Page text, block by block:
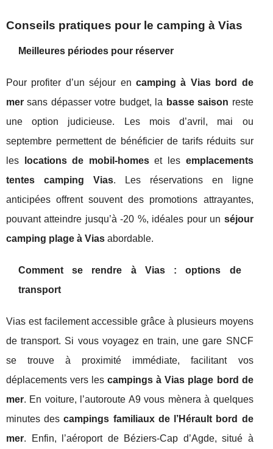
Conseils pratiques pour le camping à Vias
Meilleures périodes pour réserver
Pour profiter d’un séjour en camping à Vias bord de
mer sans dépasser votre budget, la basse saison reste
une option judicieuse. Les mois d’avril, mai ou
septembre permettent de bénéficier de tarifs réduits sur
les
locations de mobil-homeset les emplacements
tentes camping Vias. Les réservations en ligne
anticipées offrent souvent des promotions attrayantes,
pouvant atteindre jusqu’à -20 %, idéales pour un séjour
camping plage à Vias abordable.
Comment se rendre à Vias : options de
transport
Vias est facilement accessible grâce à plusieurs moyens
de transport. Si vous voyagez en train, une gare SNCF
se trouve à proximité immédiate, facilitant vos
déplacements vers lescampings à Vias plage bord de
mer. En voiture, l’autoroute A9 vous mènera à quelques
minutes descampings familiaux de l’Hérault bord de
mer. Enfin, l’aéroport de Béziers-Cap d’Agde, situé à